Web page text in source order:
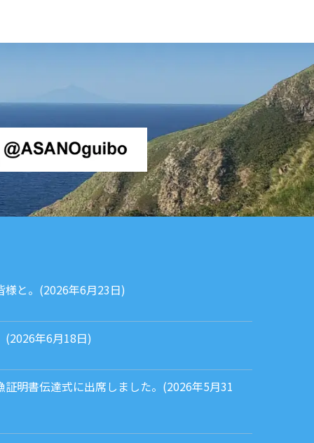
様と。(2026年6月23日)
(2026年6月18日)
明書伝達式に出席しました。(2026年5月31